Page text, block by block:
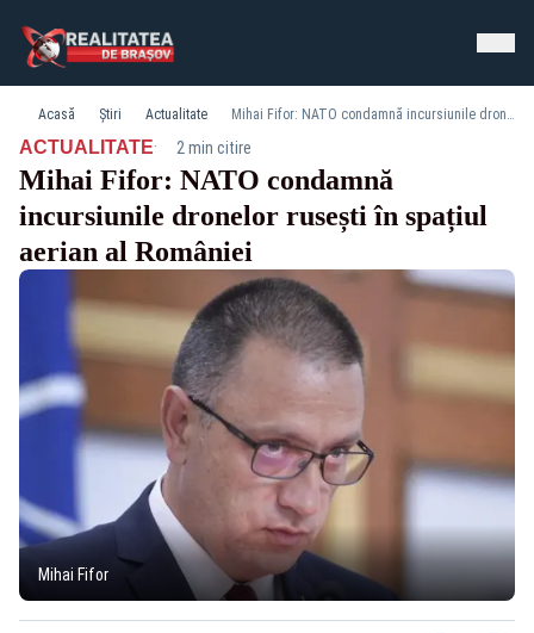
Acasă Știri Actualitate Mihai Fifor: NATO condamnă incursiunile dronelor rusești în spațiul aerian al României
ACTUALITATE· 2 min citire
Mihai Fifor: NATO condamnă
incursiunile dronelor rusești în spațiul
aerian al României
Mihai Fifor